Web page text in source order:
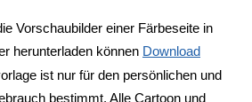
Vorschaubilder einer Färbeseite in
herunterladen können Download
ist nur für den persönlichen und
bestimmt. Alle Cartoon und